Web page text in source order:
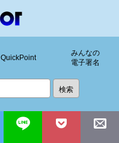
QuickPoint
みんなの
電子署名